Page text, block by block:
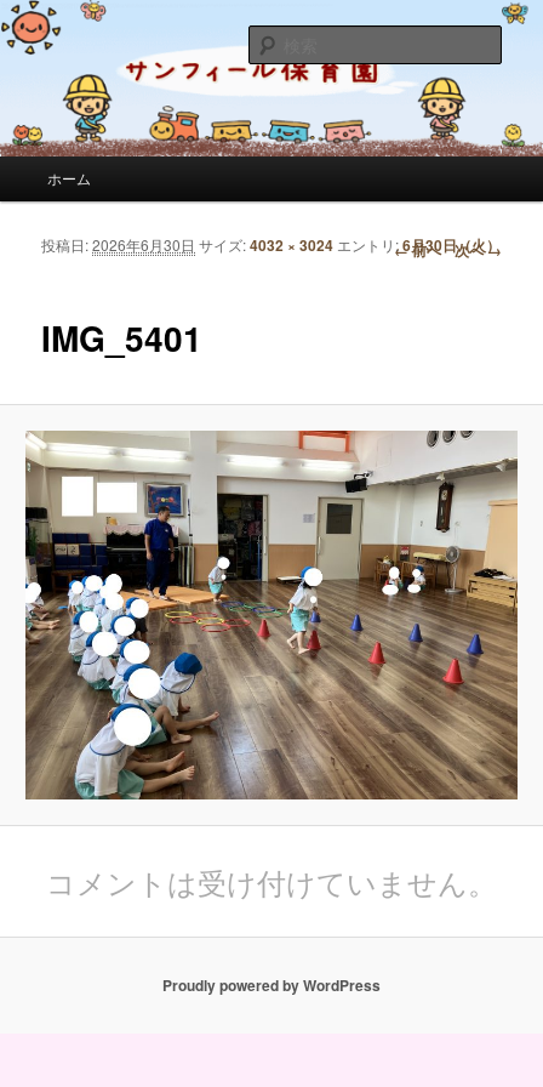
サンフィール保育園のブログ
サンフィール保育園のせんせいのブログです。園の日常を綴っています。
索
メインコンテンツへ移動
サブコンテンツへ移動
ホーム
画像ナビゲーション ← 前へ 次へ →
IMG_5401
投稿日:2026年6月30日 サイズ:4032 × 3024 エントリ:6月30日（火）
コメントは受け付けていません。
Proudly powered by WordPress